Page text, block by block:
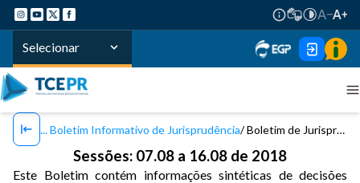
Selecionar
Boletim Informativo de Jurisprudência Boletim de Jurisprudência TCE/PR - Nº 43 / 2018
Sessões: 07.08 a 16.08 de 2018
Este Boletim contém informações sintéticas de decisões